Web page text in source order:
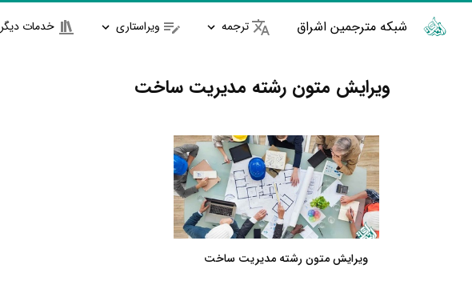
شبکه مترجمین اشراق ترجمه ویراستاری خدمات دیگر
ویرایش متون رشته مدیریت ساخت
ویرایش متون رشته مدیریت ساخت